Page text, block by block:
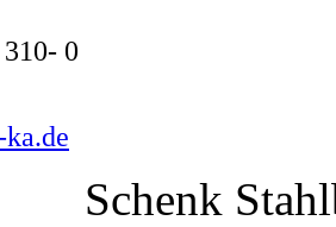
0
Schenk